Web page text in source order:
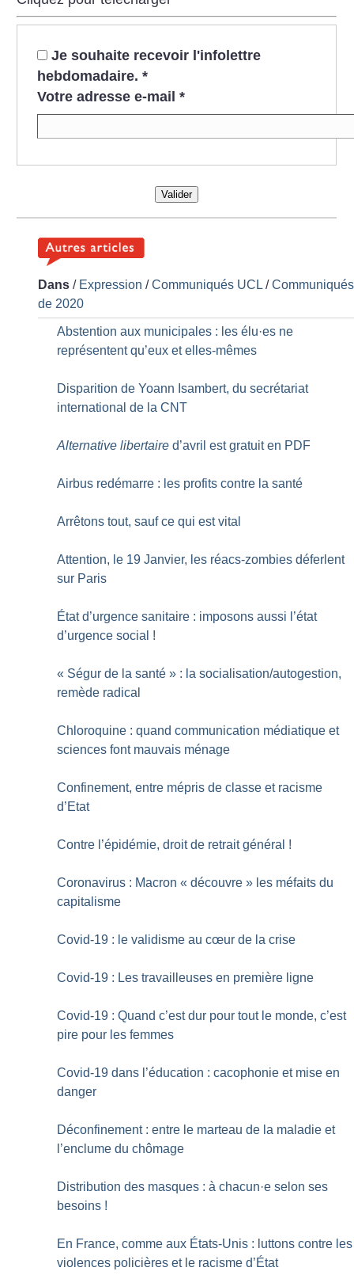
Je souhaite recevoir l'infolettre
hebdomadaire. *
Votre adresse e-mail *
Valider
Dans / Expression /Communiqués UCL /Communiqués
de 2020
Abstention aux municipales : les élu·es ne
représentent qu’eux et elles-mêmes
Disparition de Yoann Isambert, du secrétariat
international de la CNT
Alternative libertaire d’avril est gratuit en PDF
Airbus redémarre : les profits contre la santé
Arrêtons tout, sauf ce qui est vital
Attention, le 19 Janvier, les réacs-zombies déferlent
sur Paris
État d’urgence sanitaire : imposons aussi l’état
d’urgence social !
« Ségur de la santé » : la socialisation/autogestion,
remède radical
Chloroquine : quand communication médiatique et
sciences font mauvais ménage
Confinement, entre mépris de classe et racisme
d’Etat
Contre l’épidémie, droit de retrait général !
Coronavirus : Macron « découvre » les méfaits du
capitalisme
Covid-19 : le validisme au cœur de la crise
Covid-19 : Les travailleuses en première ligne
Covid-19 : Quand c’est dur pour tout le monde, c’est
pire pour les femmes
Covid-19 dans l’éducation : cacophonie et mise en
danger
Déconfinement : entre le marteau de la maladie et
l’enclume du chômage
Distribution des masques : à chacun·e selon ses
besoins !
En France, comme aux États-Unis : luttons contre les
violences policières et le racisme d’État